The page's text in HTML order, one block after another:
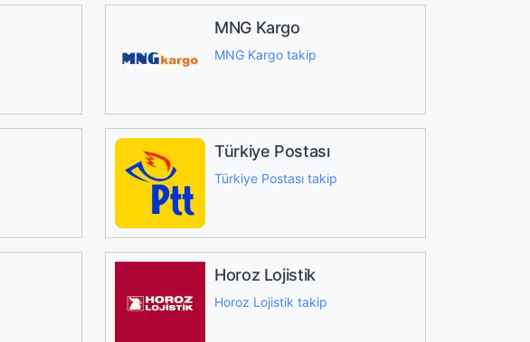
MNG Kargo
MNG Kargo takip
Türkiye Postası
Türkiye Postası takip
Horoz Lojistik
Horoz Lojistik takip